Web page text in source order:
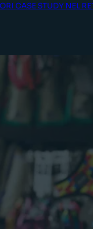
CASE STUDY NEL